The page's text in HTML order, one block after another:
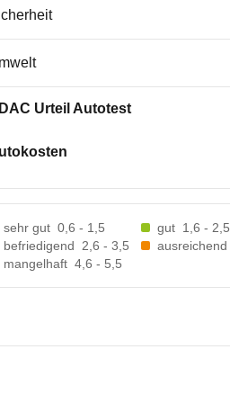
Urteil Autotest
sehr gut 0,6 - 1,5 gut 1,6 - 2,5
befriedigend
2,6 - 3,5 ausreichend
mangelhaft 4,6 - 5,5